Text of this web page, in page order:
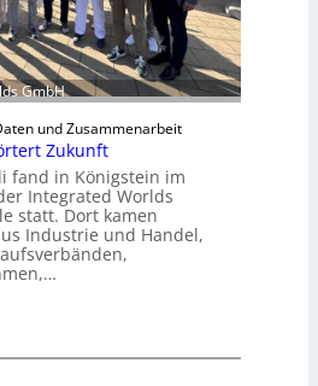
GmbH
und Zusammenarbeit
Zukunft
fand in Königstein im
Integrated Worlds
statt. Dort kamen
Industrie und Handel,